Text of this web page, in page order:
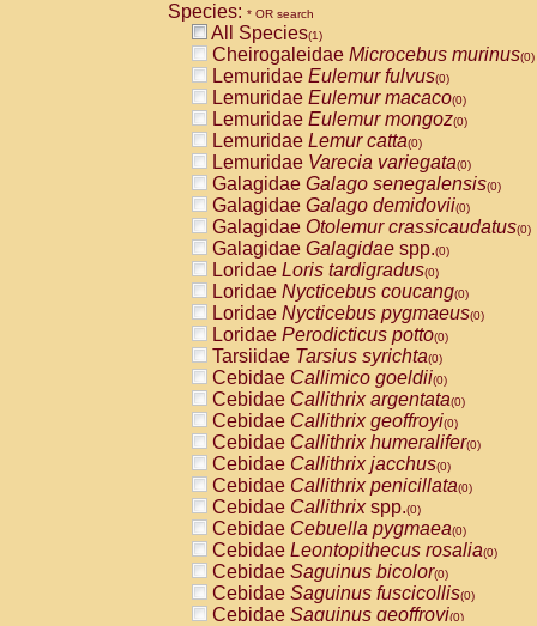
Species: * OR search
All Species(1)
Cheirogaleidae Microcebus murinus(0)
Lemuridae Eulemur fulvus(0)
Lemuridae Eulemur macaco(0)
Lemuridae Eulemur mongoz(0)
Lemuridae Lemur catta(0)
Lemuridae Varecia variegata(0)
Galagidae Galago senegalensis(0)
Galagidae Galago demidovii(0)
Galagidae Otolemur crassicaudatus(0)
Galagidae Galagidae spp.(0)
Loridae Loris tardigradus(0)
Loridae Nycticebus coucang(0)
Loridae Nycticebus pygmaeus(0)
Loridae Perodicticus potto(0)
Tarsiidae Tarsius syrichta(0)
Cebidae Callimico goeldii(0)
Cebidae Callithrix argentata(0)
Cebidae Callithrix geoffroyi(0)
Cebidae Callithrix humeralifer(0)
Cebidae Callithrix jacchus(0)
Cebidae Callithrix penicillata(0)
Cebidae Callithrixspp.(0)
Cebidae Cebuella pygmaea(0)
Cebidae Leontopithecus rosalia(0)
Cebidae Saguinus bicolor(0)
Cebidae Saguinus fuscicollis(0)
Cebidae Saguinus geoffroyi(0)